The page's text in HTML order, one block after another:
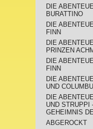
DIE
BURATTINO
DIE
FINN
DIE
PRINZEN
DIE
FINN
DIE
UND
DIE
UND STRUPPI
GEHEIMNIS
ABGEROCKT